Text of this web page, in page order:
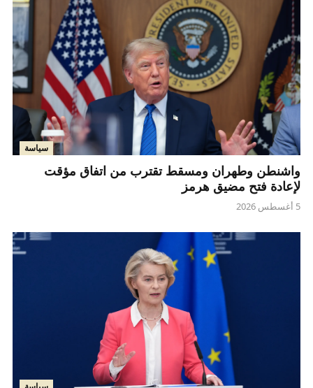
سياسة
واشنطن وطهران ومسقط تقترب من اتفاق مؤقت
لإعادة فتح مضيق هرمز
5 أغسطس 2026